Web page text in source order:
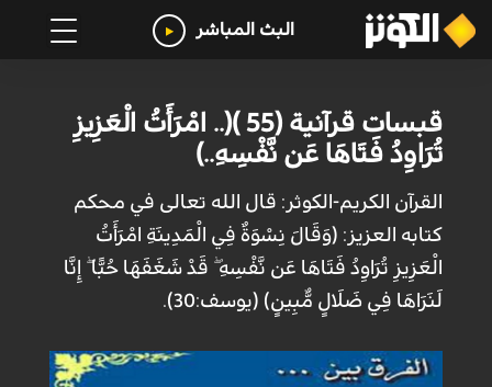
البث المباشر
قبسات قرآنية (55 )(.. امْرَأَتُ الْعَزِيزِ
تُرَاوِدُ فَتَاهَا عَن نَّفْسِهِ..)
القرآن الكريم-الكوثر: قال الله تعالى في محكم
كتابه العزيز: (وَقَالَ نِسْوَةٌ فِي الْمَدِينَةِ امْرَأَتُ
الْعَزِيزِ تُرَاوِدُ فَتَاهَا عَن نَّفْسِهِ ۖ قَدْ شَغَفَهَا حُبًّا ۖ إِنَّا
لَنَرَاهَا فِي ضَلَالٍ مُّبِينٍ) (يوسف:30).